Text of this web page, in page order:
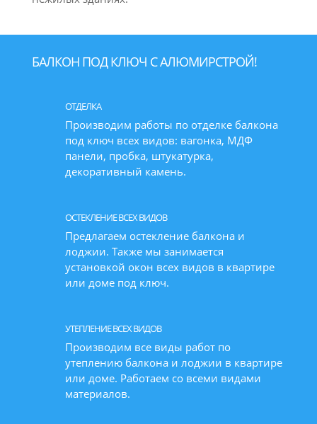
БАЛКОН ПОД КЛЮЧ С АЛЮМИРСТРОЙ!
ОТДЕЛКА
Производим работы по отделке балкона
под ключ всех видов: вагонка, МДФ
панели, пробка, штукатурка,
декоративный камень.
ОСТЕКЛЕНИЕ ВСЕХ ВИДОВ
Предлагаем остекление балкона и
лоджии. Также мы занимается
установкой окон всех видов в квартире
или доме под ключ.
УТЕПЛЕНИЕ ВСЕХ ВИДОВ
Производим все виды работ по
утеплению балкона и лоджии в квартире
или доме. Работаем со всеми видами
материалов.